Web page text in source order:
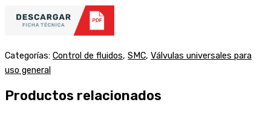
Categorías: Control de fluidos, SMC, Válvulas universales para
uso general
Productos relacionados